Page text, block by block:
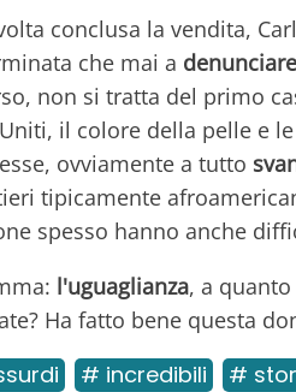
conclusa la vendita,
che mai a
non si tratta del primo
il colore della pelle e
ovviamente a tutto
tipicamente
spesso hanno anche
l'uguaglianza, a
Ha fatto bene questa
# incredibili #